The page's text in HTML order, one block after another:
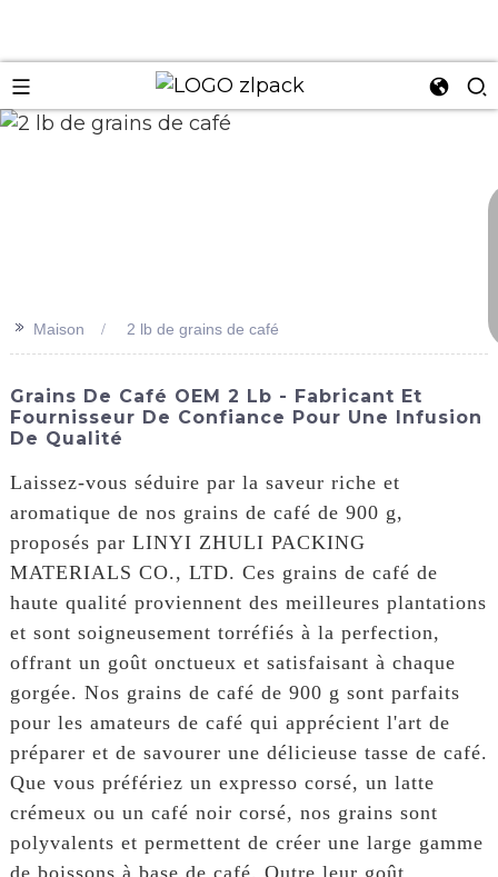
>> Maison 2 lb de grains de café
Grains De Café OEM 2 Lb - Fabricant Et
Fournisseur De Confiance Pour Une Infusion
De Qualité
Laissez-vous séduire par la saveur riche et
aromatique de nos grains de café de 900 g,
proposés par LINYI ZHULI PACKING
MATERIALS CO., LTD. Ces grains de café de
haute qualité proviennent des meilleures plantations
et sont soigneusement torréfiés à la perfection,
offrant un goût onctueux et satisfaisant à chaque
gorgée. Nos grains de café de 900 g sont parfaits
pour les amateurs de café qui apprécient l'art de
préparer et de savourer une délicieuse tasse de café.
Que vous préfériez un expresso corsé, un latte
crémeux ou un café noir corsé, nos grains sont
polyvalents et permettent de créer une large gamme
de boissons à base de café. Outre leur goût